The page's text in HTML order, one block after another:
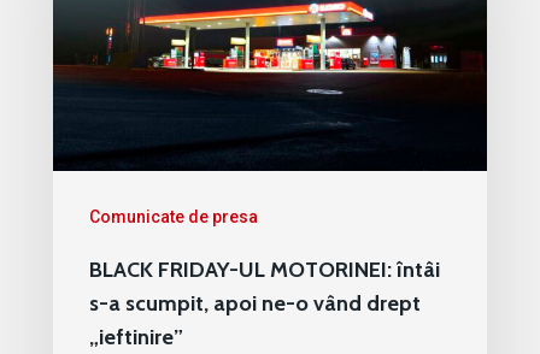
Comunicate de presa
BLACK FRIDAY-UL MOTORINEI: întâi
s-a scumpit, apoi ne-o vând drept
„ieftinire”